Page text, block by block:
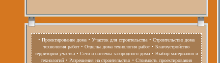
• Проектирование дома • Участок для строительства • Строительство дома
технология работ • Отделка дома технология работ • Благоустройство
территории участка • Сети и системы загородного дома • Выбор материалов и
технологий • Разрешения на строительство • Стоимость проектирования